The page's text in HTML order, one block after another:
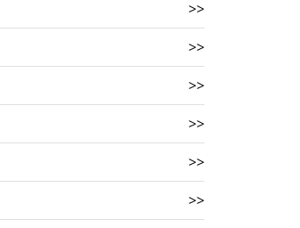
>>
>>
>>
>>
>>
>>